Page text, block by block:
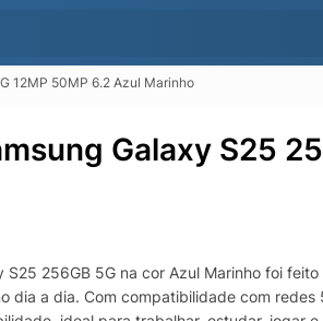
12MP 50MP 6.2 Azul Marinho
Galaxy S25
S25 256GB 5G na cor Azul Marinho foi
dia a dia. Com compatibilidade com